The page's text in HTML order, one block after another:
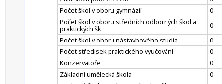
Počet škol v oboru gymnázií
0
Počet škol v oboru středních odborných škol a
praktických šk
0
Počet škol v oboru nástavbového studia
0
Počet středisek praktického vyučování
0
Konzervatoře
0
Základní umělecká škola
0